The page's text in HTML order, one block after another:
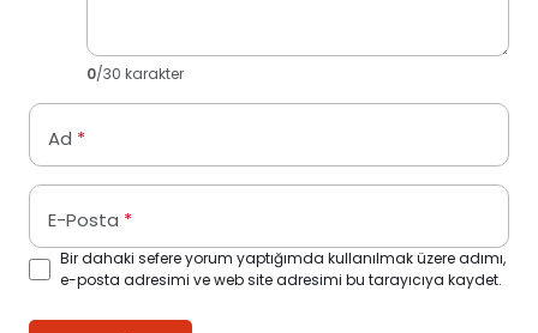
0/30 karakter
Ad *
E-Posta *
Bir dahaki sefere yorum yaptığımda kullanılmak üzere adımı,
e-posta adresimi ve web site adresimi bu tarayıcıya kaydet.